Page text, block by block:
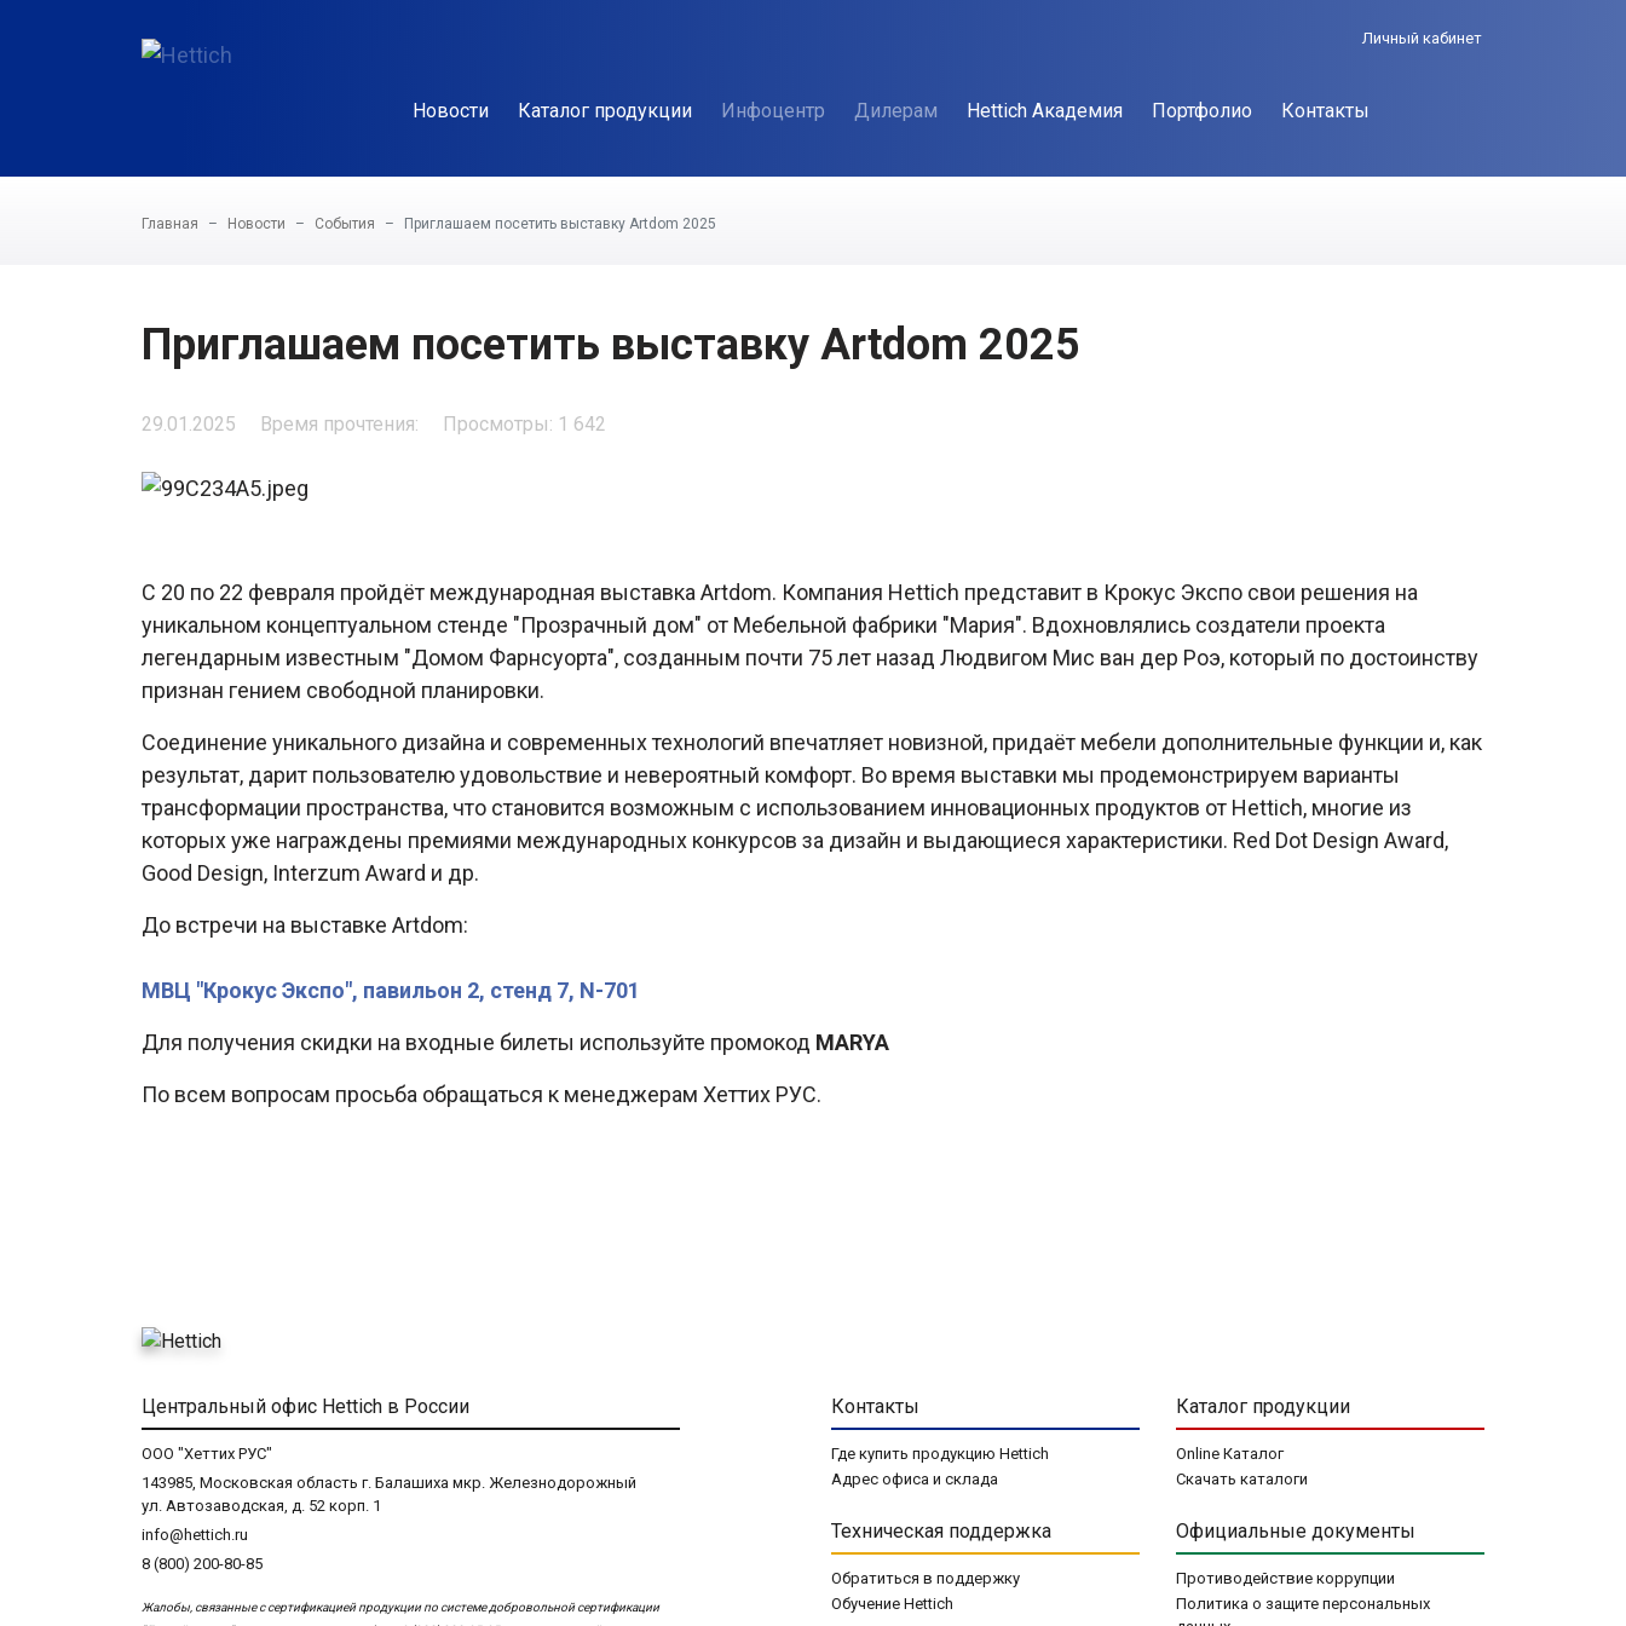
Личный кабинет
Новости Каталог продукции Инфоцентр Дилерам Hettich Академия Портфолио Контакты
Главная Новости События Приглашаем посетить выставку Artdom 2025
Приглашаем посетить выставку Artdom 2025
29.01.2025 Время прочтения: Просмотры: 1 642
С 20 по 22 февраля пройдёт международная выставка Artdom. Компания Hettich представит в Крокус Экспо свои решения на
уникальном концептуальном стенде "Прозрачный дом" от Мебельной фабрики "Мария". Вдохновлялись создатели проекта
легендарным известным "Домом Фарнсуорта", созданным почти 75 лет назад Людвигом Мис ван дер Роэ, который по достоинству
признан гением свободной планировки.
Соединение уникального дизайна и современных технологий впечатляет новизной, придаёт мебели дополнительные функции и, как
результат, дарит пользователю удовольствие и невероятный комфорт. Во время выставки мы продемонстрируем варианты
трансформации пространства, что становится возможным с использованием инновационных продуктов от Hettich, многие из
которых уже награждены премиями международных конкурсов за дизайн и выдающиеся характеристики. Red Dot Design Award,
Good Design, Interzum Award и др.
До встречи на выставке Artdom:
МВЦ "Крокус Экспо", павильон 2, стенд 7, N-701
Для получения скидки на входные билеты используйте промокод MARYA
По всем вопросам просьба обращаться к менеджерам Хеттих РУС.
Центральный офис Hettich в России
ООО "Хеттих РУС"
143985, Московская область г. Балашиха мкр. Железнодорожный
ул. Автозаводская, д. 52 корп. 1
info@hettich.ru
8 (800) 200-80-85
Жалобы, связанные с сертификацией продукции по системе добровольной сертификации
Контакты
Где купить продукцию Hettich
Адрес офиса и склада
Каталог продукции
Online Каталог
Скачать каталоги
Техническая поддержка
Обратиться в поддержку
Обучение Hettich
Официальные документы
Противодействие коррупции
Политика о защите персональных